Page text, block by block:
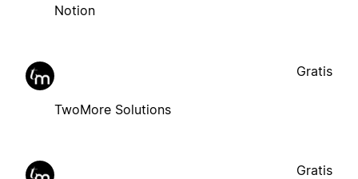
Notion
TwoMore Solutions
Gratis
Gratis